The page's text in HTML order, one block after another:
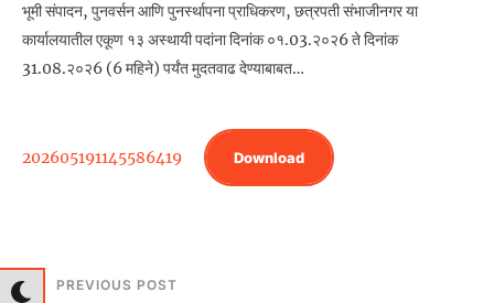
भूमी संपादन, पुनवर्सन आणि पुनर्स्थापना प्राधिकरण, छत्रपती संभाजीनगर या
कार्यालयातील एकूण १३ अस्थायी पदांना दिनांक ०१.03.२०२6 ते दिनांक
31.08.२०२6 (6 महिने) पर्यंत मुदतवाढ देण्याबाबत…
202605191145586419 Download
PREVIOUS POST